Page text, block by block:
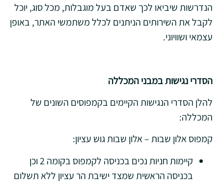
הנדרשות שיביאו לכך שאדם בעל מוגבלות, מכל סוג, יוכל
לקבל את השירותים הניתנים לכלל משתמשי האתר, באופן
עצמאי ושוויוני.
הסדרי נגישות במבני המכללה
להלן הסדרי הנגישות הקיימים בקמפוסים השונים של
המכללה:
קמפוס אלון שבות – אלון שבות גוש עציון:
קיימות חניות נכים בכניסה לקמפוס בקומה 2 וכן
בכניסה הראשית שמצד ישיבת הר עציון ללא תשלום